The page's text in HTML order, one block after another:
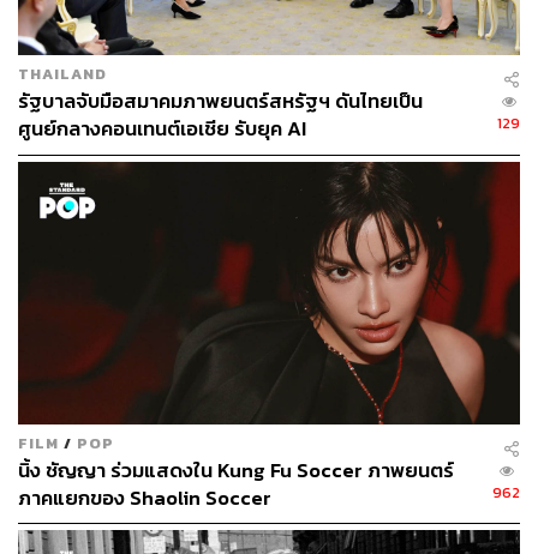
ภาพยนตร์
Colin Firth
ABOUT THE AUTHOR
สุพัฒน์ ศิวะพรพันธ์
Content Creator ผู้หลงใหลในทุกศาสตร์และ
วัฒนธรรมของประเทศญี่ปุ่น
THAILAND
รัฐบาลจับมือสมาคมภาพยนตร์สหรัฐฯ ดันไทยเป็น
ศูนย์กลางคอนเทนต์เอเชีย รับยุค AI
129
FILM / POP
นิ้ง ชัญญา ร่วมแสดงใน Kung Fu Soccer ภาพยนตร์
ภาคแยกของ Shaolin Soccer
962